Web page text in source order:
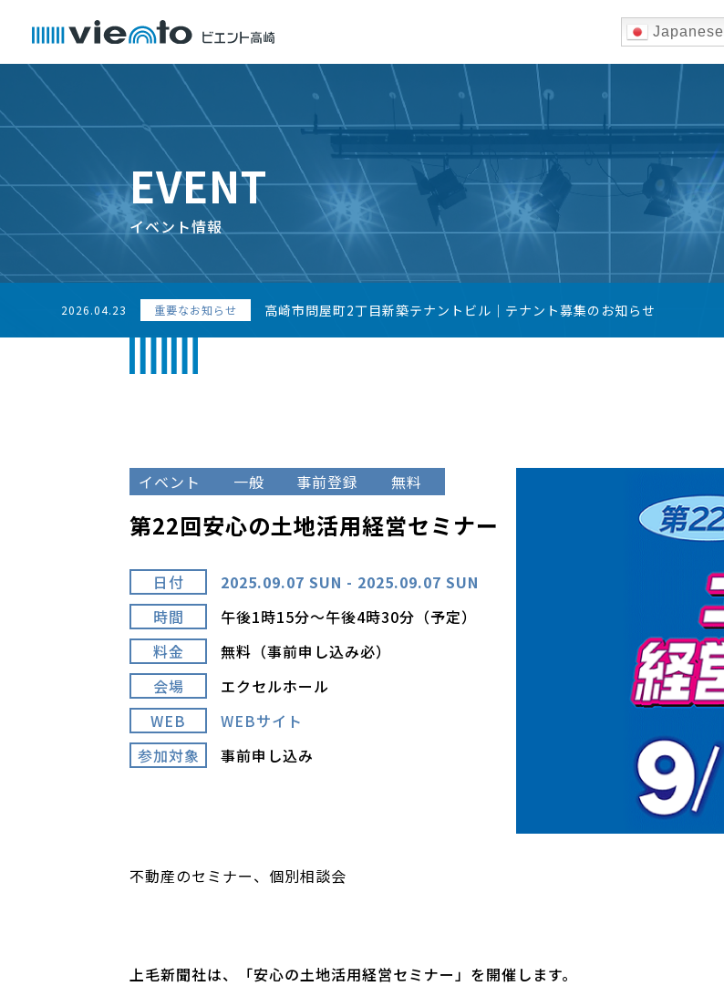
Japanese
EVENT
イベント情報
2026.04.23 重要なお知らせ 高崎市問屋町2丁目新築テナントビル｜テナント募集のお知らせ
イベント 一般 事前登録 無料
第22回安心の土地活用経営セミナー
日付
2025.09.07 SUN - 2025.09.07 SUN
時間
午後1時15分～午後4時30分（予定）
料金
無料（事前申し込み必）
会場
エクセルホール
WEB
WEBサイト
参加対象
事前申し込み
不動産のセミナー、個別相談会
上毛新聞社は、「安心の土地活用経営セミナー」を開催します。